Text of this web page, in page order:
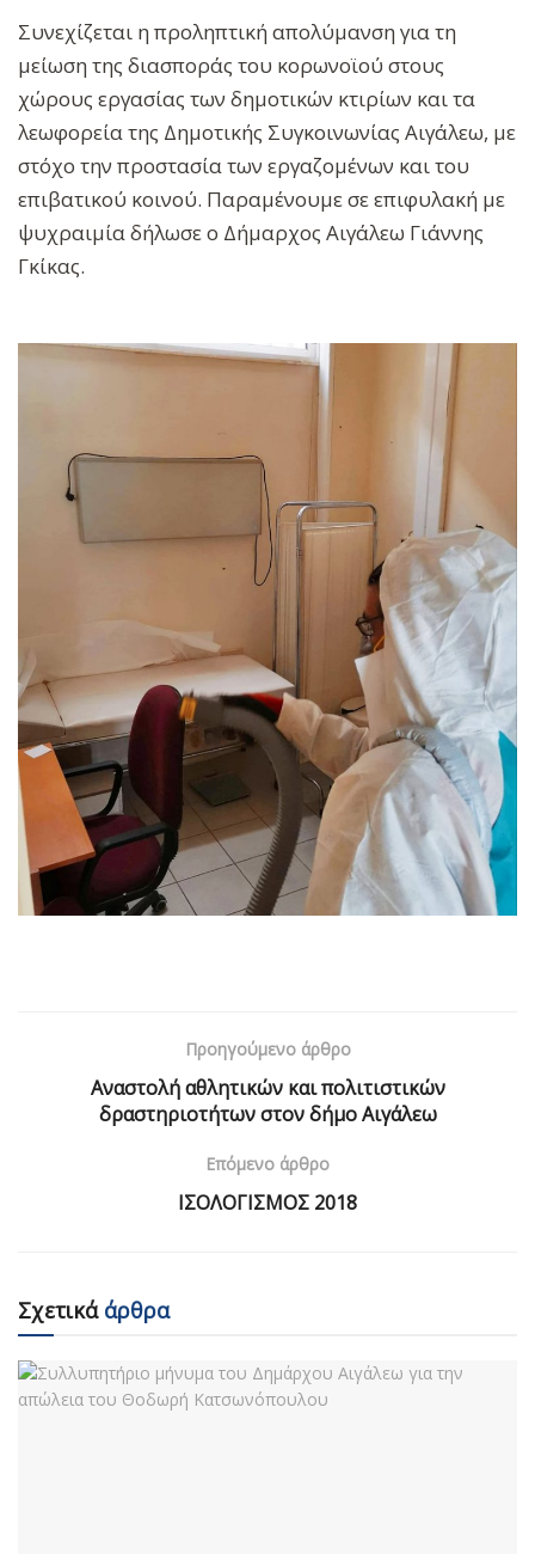
Συνεχίζεται η προληπτική απολύμανση για τη
μείωση της διασποράς του κορωνοϊού στους
χώρους εργασίας των δημοτικών κτιρίων και τα
λεωφορεία της Δημοτικής Συγκοινωνίας Αιγάλεω, με
στόχο την προστασία των εργαζομένων και του
επιβατικού κοινού. Παραμένουμε σε επιφυλακή με
ψυχραιμία δήλωσε ο Δήμαρχος Αιγάλεω Γιάννης
Γκίκας.
Προηγούμενο άρθρο
Αναστολή αθλητικών και πολιτιστικών
δραστηριοτήτων στον δήμο Αιγάλεω
Επόμενο άρθρο
ΙΣΟΛΟΓΙΣΜΟΣ 2018
Σχετικάάρθρα